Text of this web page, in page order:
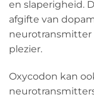
en slaperigheid.
afgifte van
neurotransmitter
plezier.
Oxycodon kan